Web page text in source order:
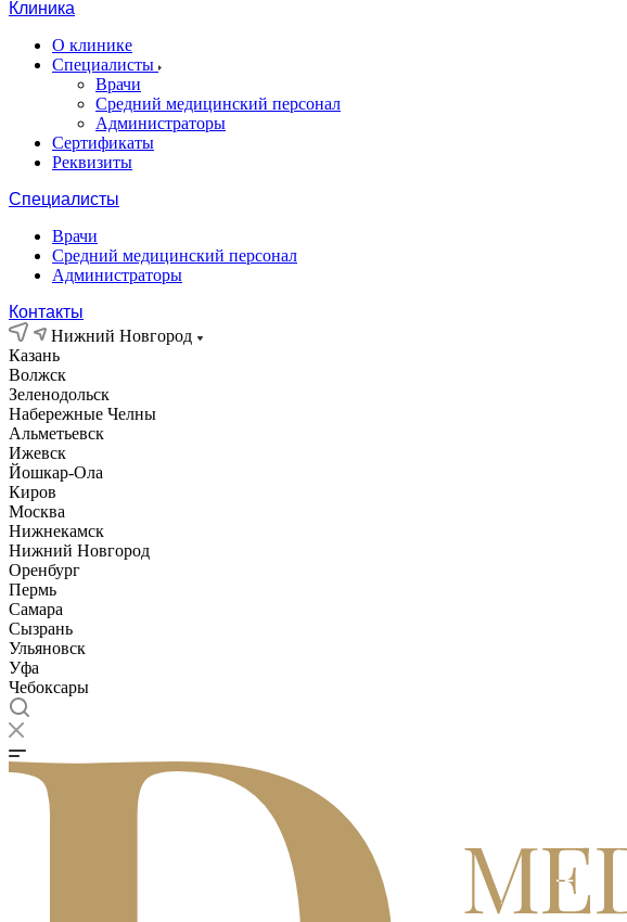
Клиника
О клинике
Специалисты
Врачи
Средний медицинский персонал
Администраторы
Сертификаты
Реквизиты
Специалисты
Врачи
Средний медицинский персонал
Администраторы
Контакты
Нижний Новгород
Казань
Волжск
Зеленодольск
Набережные Челны
Альметьевск
Ижевск
Йошкар-Ола
Киров
Москва
Нижнекамск
Нижний Новгород
Оренбург
Пермь
Самара
Сызрань
Ульяновск
Уфа
Чебоксары